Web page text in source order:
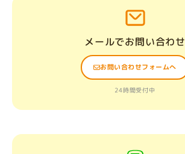
メールでお問い合わせ
お問い合わせフォームへ
24時間受付中